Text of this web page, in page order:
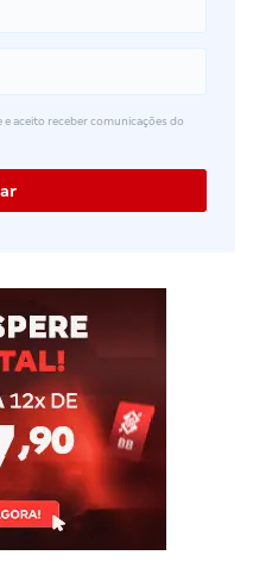
aceito receber comunicações do